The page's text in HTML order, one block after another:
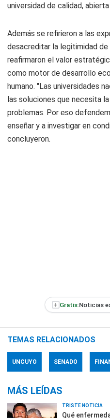
universidad de calidad,
Además se refirieron a las
desacreditar la legitimidad de
reafirmaron el valor
como motor de desarrollo
humano. "Las universidades
las soluciones que necesita
problemas. Por eso
enseñar y a investigar en
concluyeron.
+ Gratis:Noticias
TEMAS RELACIONADOS
UNCUYO SENADO
MÁS LEÍDAS
TRISTE NOTICIA
Qué